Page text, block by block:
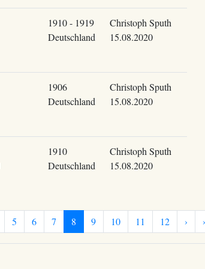
1910 - 1919
Deutschland
Christoph Sputh
15.08.2020
1906
Deutschland
Christoph Sputh
15.08.2020
1910
Deutschland
Christoph Sputh
15.08.2020
5 6 7 8 9 10 11 12 ›